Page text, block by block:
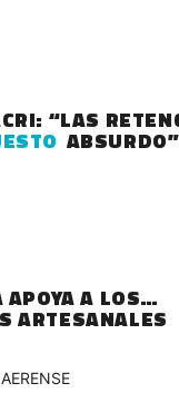
“LAS
ABSURDO”
A LOS
ARTESANALES